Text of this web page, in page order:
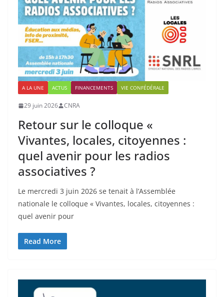
A LA UNE ACTUS FINANCEMENTS VIE CONFÉDÉRALE
29 juin 2026 CNRA
Retour sur le colloque «
Vivantes, locales, citoyennes :
quel avenir pour les radios
associatives ?
Le mercredi 3 juin 2026 se tenait à l’Assemblée
nationale le colloque « Vivantes, locales, citoyennes :
quel avenir pour
Read More